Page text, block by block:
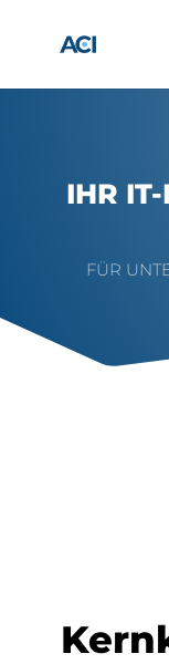
IHR
FÜR